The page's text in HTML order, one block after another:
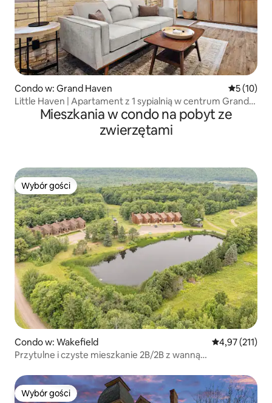
Condo w: Grand Haven Średnia
5 (10)
Little Haven | Apartament z 1 sypialnią w centrum Grand
HavenMieszkania w condo na pobyt ze
zwierzętami
Wybór gości
Wybór gości
Condo w: Wakefield Średnia
4,97 (211)
Przytulne i czyste mieszkanie 2B/2B z wanną
Wybór gości
Wybór gości